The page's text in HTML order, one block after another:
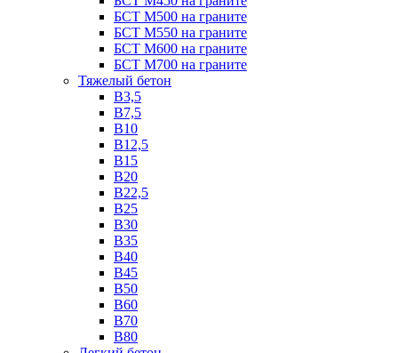
БСТ М500 на граните
БСТ М550 на граните
БСТ М600 на граните
БСТ М700 на граните
Тяжелый бетон
В3,5
B7,5
В10
В12,5
B15
B20
В22,5
В25
B30
В35
B40
В45
B50
B60
B70
B80